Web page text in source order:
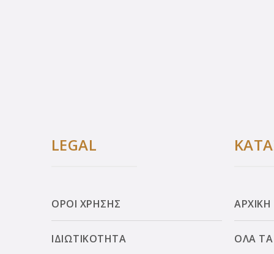
LEGAL
ΟΡΟΙ ΧΡΗΣΗΣ
ΙΔΙΩΤΙΚΟΤΗΤΑ
ΑΡΧΙΚΗ
ΟΛΑ